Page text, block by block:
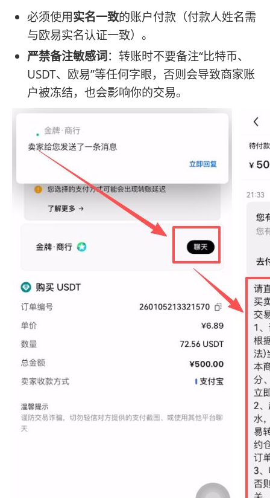
必须使用实名一致的账户付款（付款人姓名需
与欧易实名认证一致）。
严禁备注敏感词：转账时不要备注“比特币、
USDT、欧易”等任何字眼，否则会导致商家账
户被冻结，也会影响你的交易。